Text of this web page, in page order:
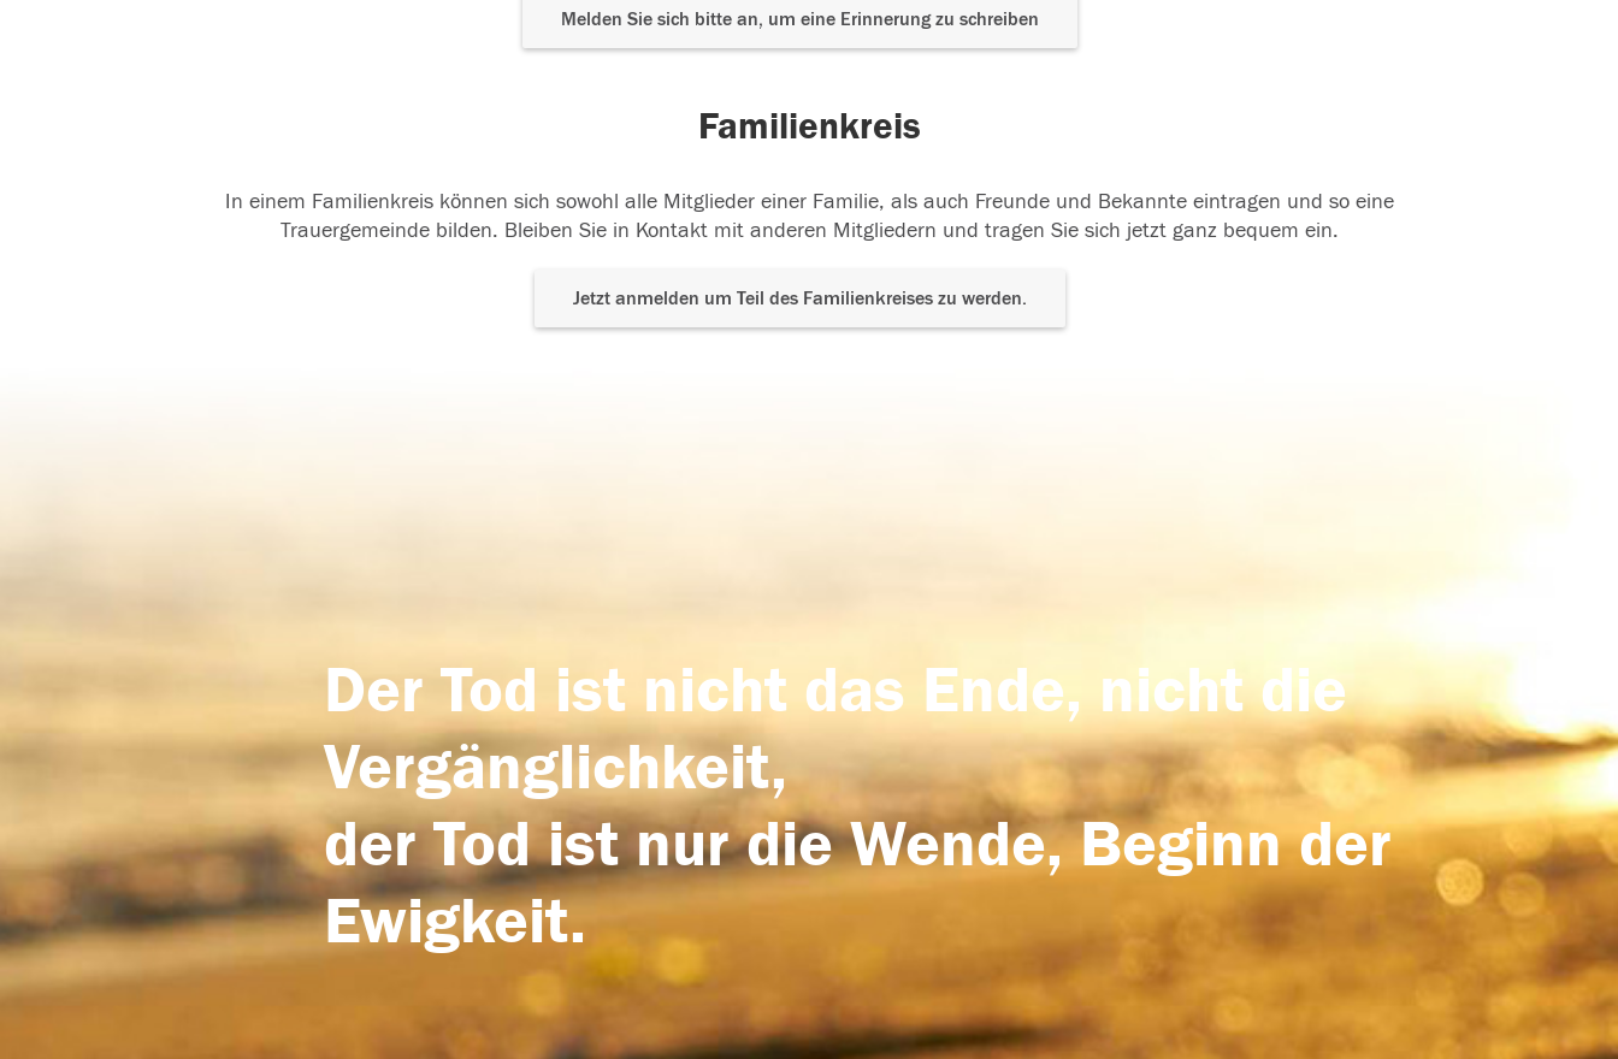
Melden Sie sich bitte an, um eine Erinnerung zu schreiben
Familienkreis
In einem Familienkreis können sich sowohl alle Mitglieder einer Familie, als auch Freunde und Bekannte eintragen und so eine
Trauergemeinde bilden. Bleiben Sie in Kontakt mit anderen Mitgliedern und tragen Sie sich jetzt ganz bequem ein.
Jetzt anmelden um Teil des Familienkreises zu werden.
Der Tod ist nicht das Ende, nicht die
Vergänglichkeit,
der Tod ist nur die Wende, Beginn der
Ewigkeit.